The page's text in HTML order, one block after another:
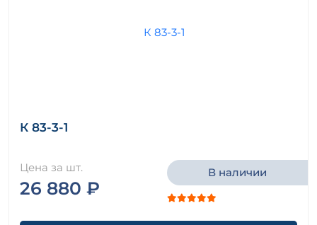
К 83-3-1
Цена за шт.
26 880 ₽
В наличии